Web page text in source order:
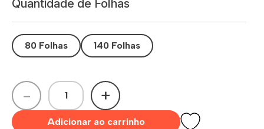
Quantidade de Folhas
80 Folhas 140 Folhas
- +
Adicionar ao carrinho